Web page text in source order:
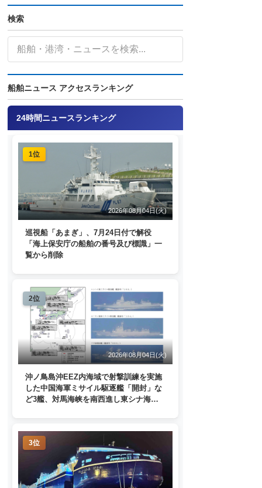
検索
船舶ニュース アクセスランキング
24時間ニュースランキング
1位
2026年08月04日(火)
巡視船「あまぎ」、7月24日付で解役
「海上保安庁の船舶の番号及び標識」一
覧から削除
2位
2026年08月04日(火)
沖ノ鳥島沖EEZ内海域で射撃訓練を実施
した中国海軍ミサイル駆逐艦「開封」な
ど3艦、対馬海峡を南西進し東シナ海
3位